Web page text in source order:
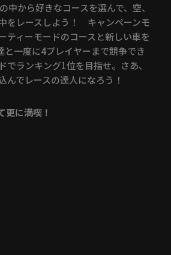
中から好きなコースを選んで、空、
をレースしよう！ キャンペーンモ
ティーモードのコースと新しい車を
と一度に4プレイヤーまで競争でき
でランキング1位を目指せ。さあ、
んでレースの達人になろう！
更に満喫！